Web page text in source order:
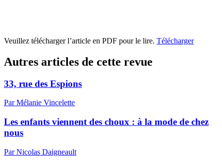
Veuillez télécharger l’article en PDF pour le lire. Télécharger
Autres articles de cette revue
33, rue des Espions
Par Mélanie Vincelette
Les enfants viennent des choux : à la mode de chez
nous
Par Nicolas Daigneault